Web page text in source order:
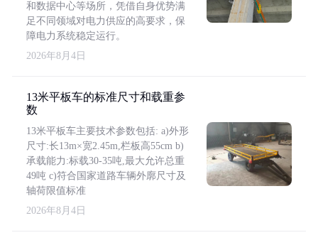
和数据中心等场所，凭借自身优势满
足不同领域对电力供应的高要求，保
障电力系统稳定运行。
2026年8月4日
13米平板车的标准尺寸和载重参
数
13米平板车主要技术参数包括: a)外形
尺寸:长13m×宽2.45m,栏板高55cm b)
承载能力:标载30-35吨,最大允许总重
49吨 c)符合国家道路车辆外廓尺寸及
轴荷限值标准
2026年8月4日